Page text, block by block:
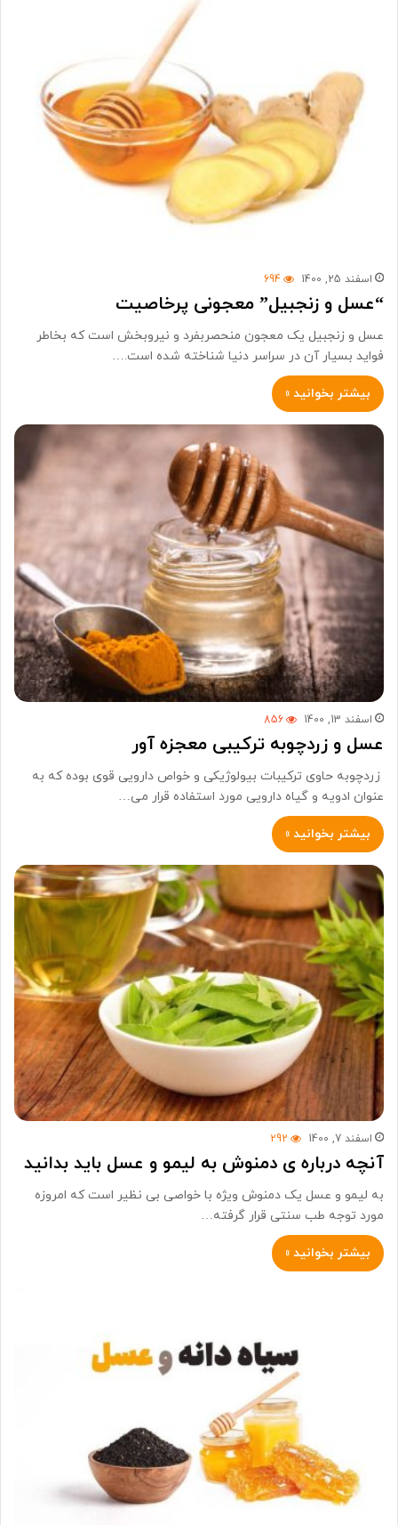
اسفند 25, 1400 694
“عسل و زنجبیل” معجونی پرخاصیت
عسل و زنجبیل یک معجون منحصربفرد و نیروبخش است که بخاطر
فواید بسیار آن در سراسر دنیا شناخته شده است.…
بیشتر بخوانید »
اسفند 13, 1400 856
عسل و زردچوبه ترکیبی معجزه آور
زردچوبه حاوی ترکیبات بیولوژیکی و خواص دارویی قوی بوده که به
عنوان ادویه و گیاه دارویی مورد استفاده قرار می…
بیشتر بخوانید »
اسفند 7, 1400 292
آنچه درباره ی دمنوش به لیمو و عسل باید بدانید
به لیمو و عسل یک دمنوش ویژه با خواصی بی نظیر است که امروزه
مورد توجه طب سنتی قرار گرفته…
بیشتر بخوانید »